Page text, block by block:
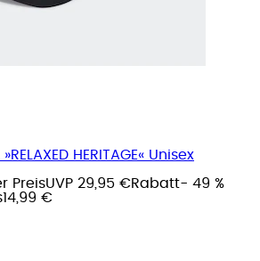
HERITAGE« Unisex
PreisUVP 29,95 €Rabatt- 49 %
14,99 €